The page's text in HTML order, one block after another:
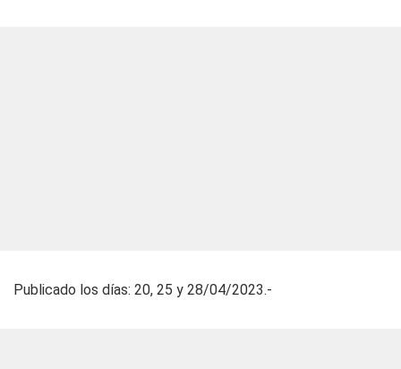
Publicado los días: 20, 25 y 28/04/2023.-